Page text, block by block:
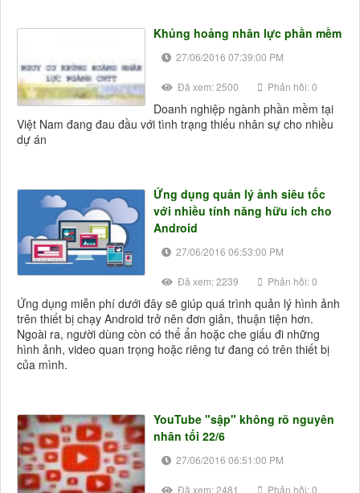
Khủng hoảng nhân lực phần mềm
27/06/2016 07:39:00 PM
Đã xem: 2500 Phản hồi: 0
Doanh nghiệp ngành phần mềm tại
Việt Nam đang đau đầu với tình trạng thiếu nhân sự cho nhiều
dự án
Ứng dụng quản lý ảnh siêu tốc
với nhiều tính năng hữu ích cho
Android
27/06/2016 06:53:00 PM
Đã xem: 2239 Phản hồi: 0
Ứng dụng miễn phí dưới đây sẽ giúp quá trình quản lý hình ảnh
trên thiết bị chạy Android trở nên đơn giản, thuận tiện hơn.
Ngoài ra, người dùng còn có thể ẩn hoặc che giấu đi những
hình ảnh, video quan trọng hoặc riêng tư đang có trên thiết bị
của mình.
YouTube "sập" không rõ nguyên
nhân tối 22/6
27/06/2016 06:51:00 PM
Đã xem: 2481 Phản hồi: 0